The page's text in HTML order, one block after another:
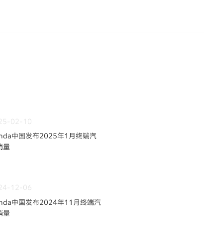
02-10
中国发布2025年1月终端汽
量
12-06
中国发布2024年11月终端汽
量